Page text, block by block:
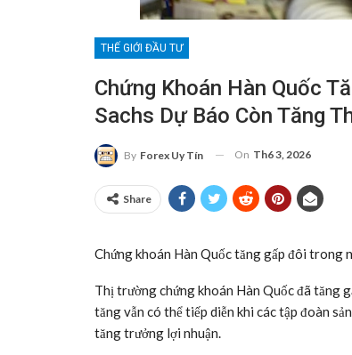
THẾ GIỚI ĐẦU TƯ
Chứng Khoán Hàn Quốc
Sachs Dự Báo Còn Tăng
By Forex Uy Tín On Th6 3, 2026
Share
Chứng khoán Hàn Quốc tăng gấp đôi trong
Thị trường chứng khoán Hàn Quốc đã tăng
tăng vẫn có thể tiếp diễn khi các tập đoàn
tăng trưởng lợi nhuận.